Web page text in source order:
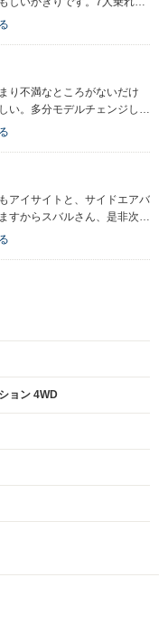
て下り、費用対効果はかなり
ました。いわゆるミニバンと
います。クロスオーバー7に
変わっていないのでおもいと
デルチェンジしてくれるのが
り不満なところがないだけ
い。多分モデルチェンジしな
アイサイトと、サイドエアバ
すからスバルさん、是非次期
ョン 4WD